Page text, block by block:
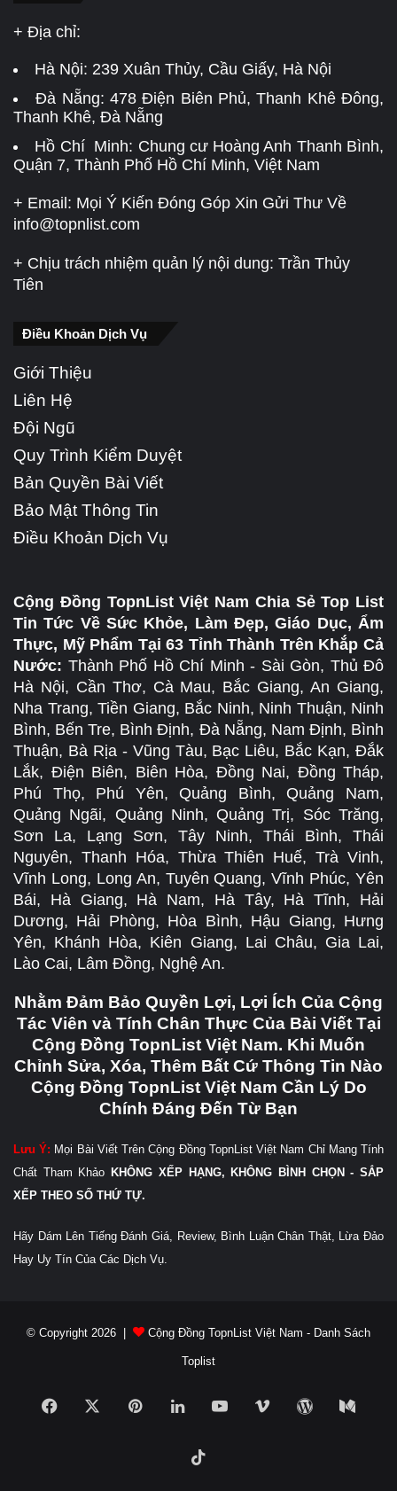
+ Địa chỉ:
Hà Nội: 239 Xuân Thủy, Cầu Giấy, Hà Nội
Đà Nẵng:478 Điện Biên Phủ, Thanh Khê Đông,
Thanh Khê, Đà Nẵng
Hồ Chí Minh: Chung cư Hoàng Anh Thanh Bình,
Quận 7, Thành Phố Hồ Chí Minh, Việt Nam
+ Email: Mọi Ý Kiến Đóng Góp Xin Gửi Thư Về
info@topnlist.com
+ Chịu trách nhiệm quản lý nội dung: Trần Thủy
Tiên
Điều Khoản Dịch Vụ
Giới Thiệu
Liên Hệ
Đội Ngũ
Quy Trình Kiểm Duyệt
Bản Quyền Bài Viết
Bảo Mật Thông Tin
Điều Khoản Dịch Vụ
Cộng Đồng TopnList Việt Nam Chia Sẻ Top List
Tin Tức Về Sức Khỏe, Làm Đẹp, Giáo Dục, Ẩm
Thực, Mỹ Phẩm Tại 63 Tỉnh Thành Trên Khắp Cả
Nước: Thành Phố Hồ Chí Minh - Sài Gòn, Thủ Đô
Hà Nội, Cần Thơ, Cà Mau, Bắc Giang, An Giang,
Nha Trang, Tiền Giang, Bắc Ninh, Ninh Thuận, Ninh
Bình, Bến Tre, Bình Định, Đà Nẵng, Nam Định, Bình
Thuận, Bà Rịa - Vũng Tàu, Bạc Liêu, Bắc Kạn, Đắk
Lắk, Điện Biên, Biên Hòa, Đồng Nai, Đồng Tháp,
Phú Thọ, Phú Yên, Quảng Bình, Quảng Nam,
Quảng Ngãi, Quảng Ninh, Quảng Trị, Sóc Trăng,
Sơn La, Lạng Sơn, Tây Ninh, Thái Bình, Thái
Nguyên, Thanh Hóa, Thừa Thiên Huế, Trà Vinh,
Vĩnh Long, Long An, Tuyên Quang, Vĩnh Phúc, Yên
Bái, Hà Giang, Hà Nam, Hà Tây, Hà Tĩnh, Hải
Dương, Hải Phòng, Hòa Bình, Hậu Giang, Hưng
Yên, Khánh Hòa, Kiên Giang, Lai Châu, Gia Lai,
Lào Cai, Lâm Đồng, Nghệ An.
Nhằm Đảm Bảo Quyền Lợi, Lợi Ích Của Cộng
Tác Viên và Tính Chân Thực Của Bài Viết Tại
Cộng Đồng TopnList Việt Nam. Khi Muốn
Chỉnh Sửa, Xóa, Thêm Bất Cứ Thông Tin Nào
Cộng Đồng TopnList Việt Nam Cần Lý Do
Chính Đáng Đến Từ Bạn
Lưu Ý: Mọi Bài Viết Trên Cộng Đồng TopnList Việt Nam Chỉ Mang Tính
Chất Tham KhảoKHÔNG XẾP HẠNG, KHÔNG BÌNH CHỌN - SẮP
XẾP THEO SỐ THỨ TỰ.
Hãy Dám Lên Tiếng Đánh Giá, Review, Bình Luận Chân Thật, Lừa Đảo
Hay Uy Tín Của Các Dịch Vụ.
© Copyright 2026 | Cộng Đồng TopnList Việt Nam - Danh Sách
Toplist
Facebook PinterestLinkedInYouTubeVimeo WordPress